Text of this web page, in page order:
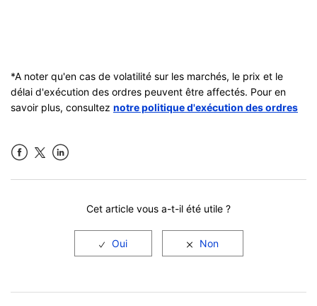
*A noter qu'en cas de volatilité sur les marchés, le prix et le
délai d'exécution des ordres peuvent être affectés. Pour en
savoir plus, consultez notre politique d'exécution des ordres
Cet article vous a-t-il été utile ?